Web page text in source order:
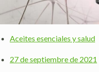
Aceites esenciales y salud
27 de septiembre de 2021